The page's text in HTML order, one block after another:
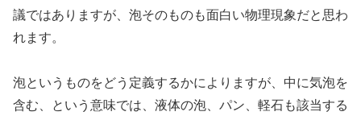
議ではありますが、泡そのものも面白い物理現象だと思わ
れます。
泡というものをどう定義するかによりますが、中に気泡を
含む、という意味では、液体の泡、パン、軽石も該当する